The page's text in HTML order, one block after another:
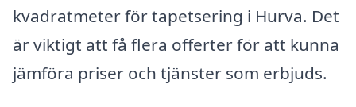
kvadratmeter för tapetsering i Hurva. Det
är viktigt att få flera offerter för att kunna
jämföra priser och tjänster som erbjuds.